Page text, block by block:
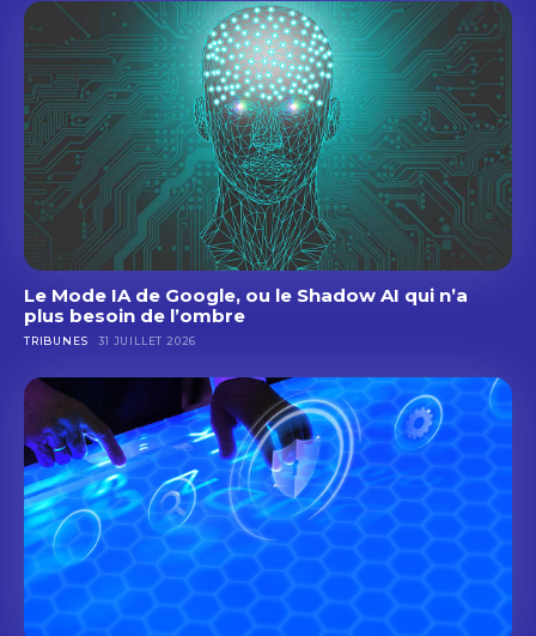
Le Mode IA de Google, ou le Shadow AI qui n’a
plus besoin de l’ombre
TRIBUNES 31 JUILLET 2026